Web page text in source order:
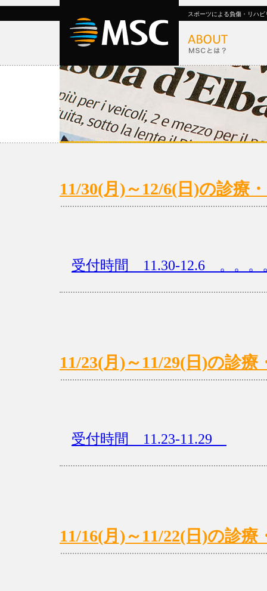
スポーツによる負傷・リハ
11/30(月)～12/6(日)の診療
受付時間 11.30-12.6 。。
11/23(月)～11/29(日)の診
受付時間 11.23-11.29
11/16(月)～11/22(日)の診